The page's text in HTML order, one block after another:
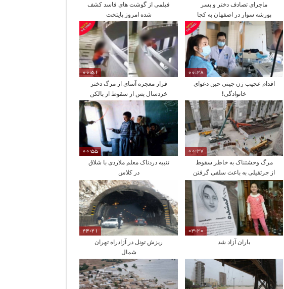
ماجرای تصادف دختر و پسر
پورشه سوار در اصفهان به کجا
رسيد؟
فیلمی از گوشت های فاسد کشف
شده امروز پایتخت
00:28
اقدام عجیب زن چینی حین دعوای
خانوادگی!
00:51
فرار معجزه آسای از مرگ دختر
خردسال پس از سقوط از بالکن
هتل!
00:27
مرگ وحشتناک به خاطر سقوط
از جرثقیلی به باعث سلفی گرفتن
00:55
تنبیه دردناک معلم ملاردی با شلاق
در کلاس
03:20
باران آزاد شد
44:21
ریزش تونل در آزادراه تهران
شمال